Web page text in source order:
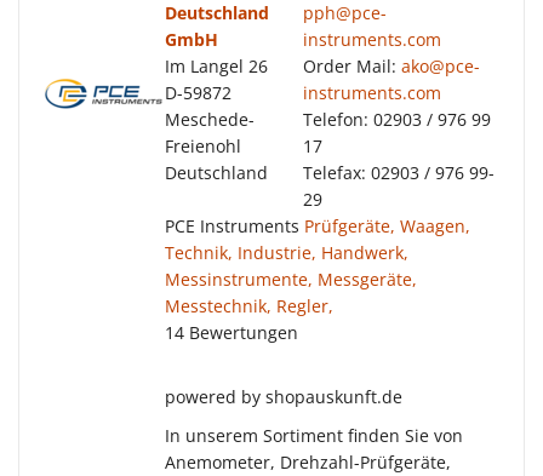
Deutschland
GmbH
Im Langel 26
D-59872
Meschede-
Freienohl
Deutschland
pph@pce-
instruments.com
Order Mail: ako@pce-
instruments.com
Telefon: 02903 / 976 99
17
Telefax: 02903 / 976 99-
29
PCE Instruments Prüfgeräte, Waagen,
Technik, Industrie, Handwerk,
Messinstrumente, Messgeräte,
Messtechnik, Regler,
14 Bewertungen
powered by shopauskunft.de
In unserem Sortiment finden Sie von
Anemometer, Drehzahl-Prüfgeräte,